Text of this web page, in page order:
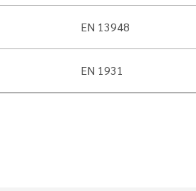
EN 13948
EN 1931